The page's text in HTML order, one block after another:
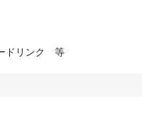
ドリンク　等